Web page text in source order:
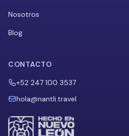
Nosotros
Blog
CONTACTO
+52 247 100 3537
hola@nantli.travel